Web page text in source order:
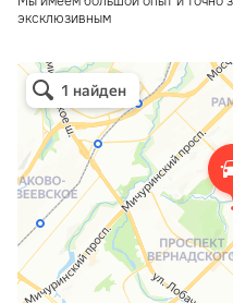
эксклюзивным